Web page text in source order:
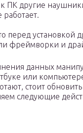
ПК другие
работает.
перед установкой
фреймворки и
данных
или
стоит
следующие